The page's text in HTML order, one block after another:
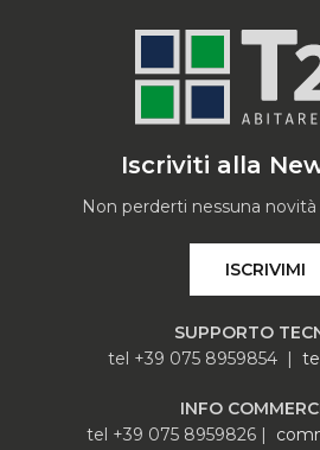
Iscriviti alla
Non perderti nessuna
ISCRIVIMI
SUPPORTO
tel +39 075 8959854 |
INFO
tel +39 075 8959826 |